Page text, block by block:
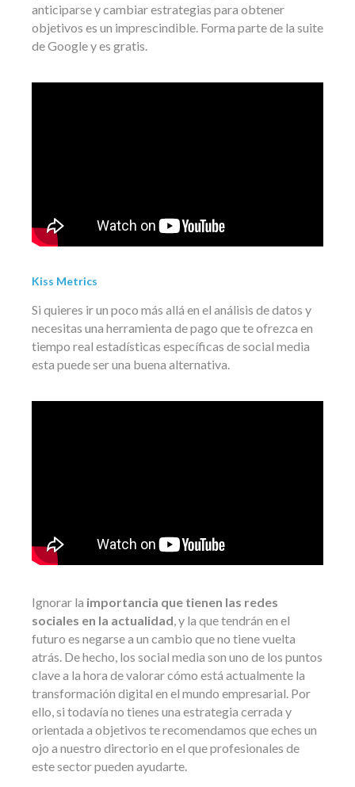
anticiparse y cambiar estrategias para obtener
objetivos es un imprescindible. Forma parte de la suite
de Google y es gratis.
Kiss Metrics
Si quieres ir un poco más allá en el análisis de datos y
necesitas una herramienta de pago que te ofrezca en
tiempo real estadísticas específicas de social media
esta puede ser una buena alternativa.
Ignorar la importancia que tienen las redes
sociales en la actualidad, y la que tendrán en el
futuro es negarse a un cambio que no tiene vuelta
atrás. De hecho, los social media son uno de los puntos
clave a la hora de valorar cómo está actualmente la
transformación digital en el mundo empresarial. Por
ello, si todavía no tienes una estrategia cerrada y
orientada a objetivos te recomendamos que eches un
ojo a nuestro directorio en el que profesionales de
este sector pueden ayudarte.